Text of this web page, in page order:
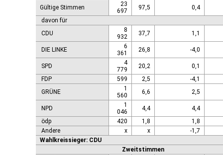
Gültige Stimmen
23
697
97,5
0,4
davon für
CDU
8
932
37,7 1,1
DIE LINKE
6
361
26,8 -4,0
SPD
4
779
20,2
0,1
FDP
599 2,5
-4,1
GRÜNE
1
560
6,6 2,5
NPD
1
046
4,4
4,4
ödp
420 1,8
1,8
Andere
x x
-1,7
Wahlkreissieger: CDU
Zweitstimmen